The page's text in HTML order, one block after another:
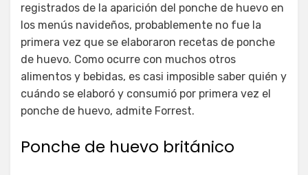
registrados de la aparición del ponche de huevo en
los menús navideños, probablemente no fue la
primera vez que se elaboraron recetas de ponche
de huevo. Como ocurre con muchos otros
alimentos y bebidas, es casi imposible saber quién y
cuándo se elaboró y consumió por primera vez el
ponche de huevo, admite Forrest.
Ponche de huevo británico